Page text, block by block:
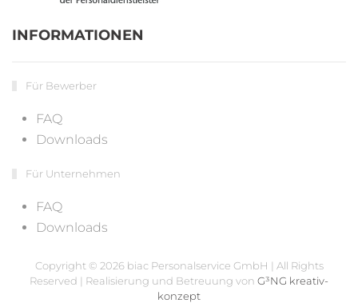
INFORMATIONEN
Für Bewerber
FAQ
Downloads
Für Unternehmen
FAQ
Downloads
Copyright © 2026 biac Personalservice GmbH | All Rights
Reserved | Realisierung und Betreuung von G³NG kreativ-
konzept